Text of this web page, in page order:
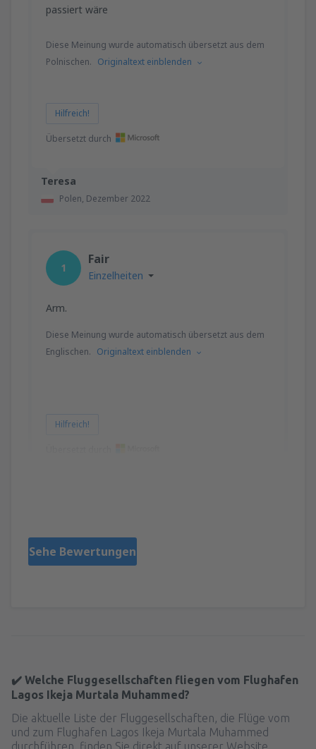
Teresa
Polen, Dezember 2022
passiert wäre
Diese Meinung wurde automatisch übersetzt aus dem
Polnischen. Originaltext einblenden
Hilfreich!
Übersetzt durch
1
Fair
Einzelheiten
Arm.
Diese Meinung wurde automatisch übersetzt aus dem
Englischen. Originaltext einblenden
Hilfreich!
Sehe Bewertungen
✔️ Welche Fluggesellschaften fliegen vom Flughafen
Lagos Ikeja Murtala Muhammed?
Die aktuelle Liste der Fluggesellschaften, die Flüge vom
und zum Flughafen Lagos Ikeja Murtala Muhammed
durchführen, finden Sie direkt auf unserer Website.